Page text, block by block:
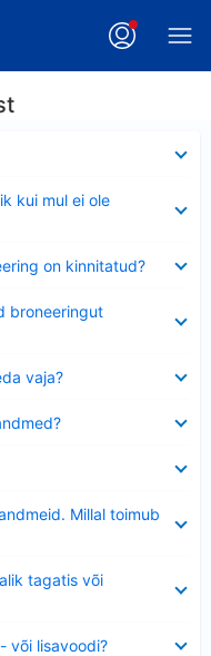
kui mul ei ole
on kinnitatud?
broneeringut
vaja?
Millal toimub
tagatis või
või lisavoodi?